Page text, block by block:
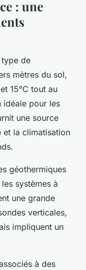
: une
de
mètres du sol,
15°C tout au
idéale pour les
une source
et la climatisation
géothermiques
systèmes à
une grande
verticales,
impliquent un
à des